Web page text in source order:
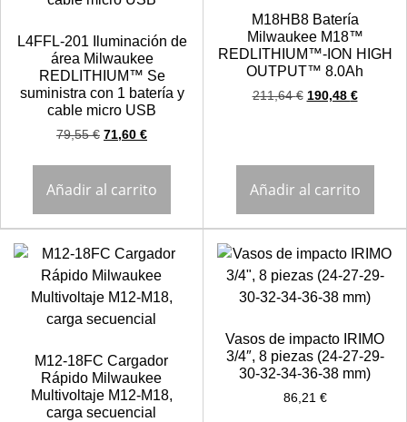
L4FFL-201 Iluminación de
área Milwaukee
REDLITHIUM™ Se
suministra con 1 batería y
cable micro USB
79,55€ 71,60 €
Añadir al carrito
M18HB8 Batería
Milwaukee M18™
REDLITHIUM™-ION HIGH
OUTPUT™ 8.0Ah
211,64€ 190,48 €
Añadir al carrito
M12-18FC Cargador
Rápido Milwaukee
Multivoltaje M12-M18,
carga secuencial
Vasos de impacto IRIMO
3/4″, 8 piezas (24-27-29-
30-32-34-36-38 mm)
86,21 €